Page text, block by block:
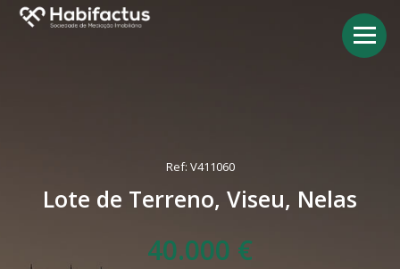
Ref: V411060
Lote de Terreno, Viseu, Nelas
40.000 €